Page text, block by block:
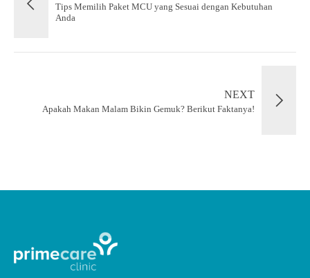
Tips Memilih Paket MCU yang Sesuai dengan Kebutuhan
Anda
NEXT
Apakah Makan Malam Bikin Gemuk? Berikut Faktanya!